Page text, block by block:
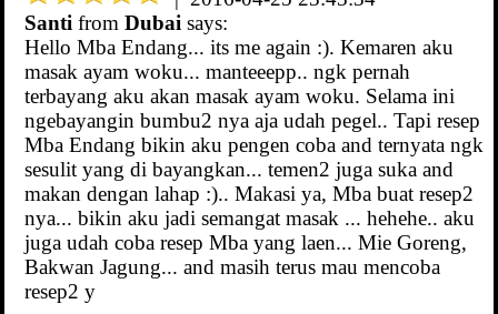
Santi from Dubai says:
Hello Mba Endang... its me again :). Kemaren aku
masak ayam woku... manteeepp.. ngk pernah
terbayang aku akan masak ayam woku. Selama ini
ngebayangin bumbu2 nya aja udah pegel.. Tapi resep
Mba Endang bikin aku pengen coba and ternyata ngk
sesulit yang di bayangkan... temen2 juga suka and
makan dengan lahap :).. Makasi ya, Mba buat resep2
nya... bikin aku jadi semangat masak ... hehehe.. aku
juga udah coba resep Mba yang laen... Mie Goreng,
Bakwan Jagung... and masih terus mau mencoba
resep2 y